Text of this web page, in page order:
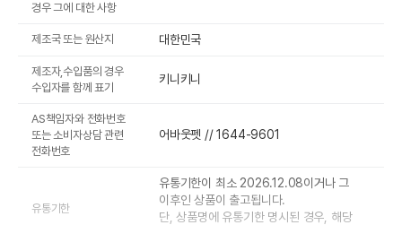
경우 그에 대한 사항
제조국 또는 원산지 대한민국
제조자,수입품의 경우
수입자를 함께 표기
키니키니
AS책임자와 전화번호
또는 소비자상담 관련
전화번호
어바웃펫 // 1644-9601
유통기한
유통기한이 최소 2026.12.08이거나 그
이후인 상품이 출고됩니다.
단, 상품명에 유통기한 명시된 경우, 해당